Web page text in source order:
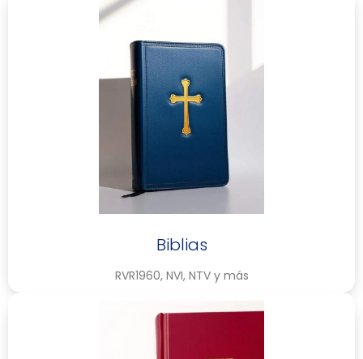
Biblias
RVR1960, NVI, NTV y más